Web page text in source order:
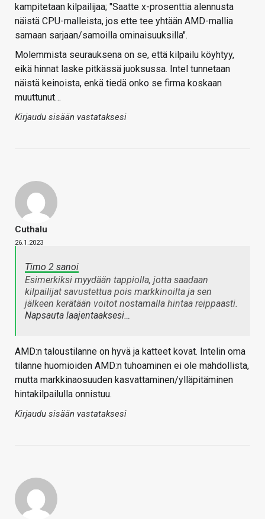
kampitetaan kilpailijaa; "Saatte x-prosenttia alennusta
näistä CPU-malleista, jos ette tee yhtään AMD-mallia
samaan sarjaan/samoilla ominaisuuksilla".
Molemmista seurauksena on se, että kilpailu köyhtyy,
eikä hinnat laske pitkässä juoksussa. Intel tunnetaan
näistä keinoista, enkä tiedä onko se firma koskaan
muuttunut…
Kirjaudu sisään vastataksesi
Cuthalu
26.1.2023
Timo 2 sanoi
Esimerkiksi myydään tappiolla, jotta saadaan
kilpailijat savustettua pois markkinoilta ja sen
jälkeen kerätään voitot nostamalla hintaa reippaasti.
Napsauta laajentaaksesi…
AMD:n taloustilanne on hyvä ja katteet kovat. Intelin oma
tilanne huomioiden AMD:n tuhoaminen ei ole mahdollista,
mutta markkinaosuuden kasvattaminen/ylläpitäminen
hintakilpailulla onnistuu.
Kirjaudu sisään vastataksesi